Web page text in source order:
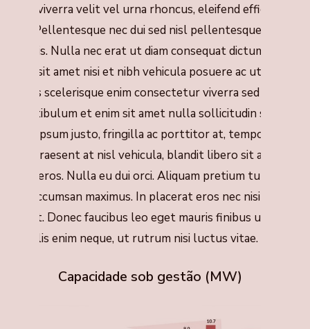
viverra velit vel urna rhoncus, eleifend efficitur elit
Pellentesque nec dui sed nisl pellentesque
Nulla nec erat ut diam consequat dictum.
sit amet nisi et nibh vehicula posuere ac ut orci. In
purus scelerisque enim consectetur viverra sed vitae
Vestibulum et enim sit amet nulla sollicitudin sodales.
ipsum justo, fringilla ac porttitor at, tempor sed
Praesent at nisl vehicula, blandit libero sit amet,
eros. Nulla eu dui orci. Aliquam pretium turpis ac
accumsan maximus. In placerat eros nec nisi suscipit
Donec faucibus leo eget mauris finibus ultrices.
mollis enim neque, ut rutrum nisi luctus vitae.
Capacidade sob gestão (MW)